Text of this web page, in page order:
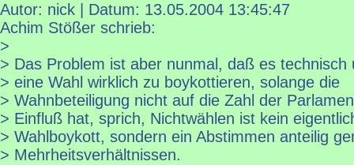
Autor: nick | Datum: 13.05.2004 13:45:47
Achim Stößer schrieb:
>
> Das Problem ist aber nunmal, daß es technisch
> eine Wahl wirklich zu boykottieren, solange die
> Wahnbeteiligung nicht auf die Zahl der
> Einfluß hat, sprich, Nichtwählen ist kein
> Wahlboykott, sondern ein Abstimmen anteilig
> Mehrheitsverhältnissen.